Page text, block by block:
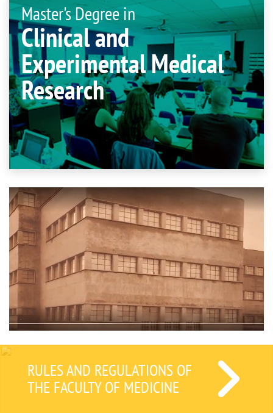
Master's Degree in
Clinical and
Experimental Medical
Research
RULES AND REGULATIONS OF
THE FACULTY OF MEDICINE